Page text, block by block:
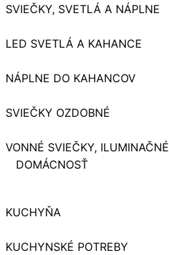
SVIEČKY, SVETLÁ A NÁPLNE
LED SVETLÁ A KAHANCE
NÁPLNE DO KAHANCOV
SVIEČKY OZDOBNÉ
VONNÉ SVIEČKY, ILUMINAČNÉ
DOMÁCNOSŤ
KUCHYŇA
KUCHYNSKÉ POTREBY